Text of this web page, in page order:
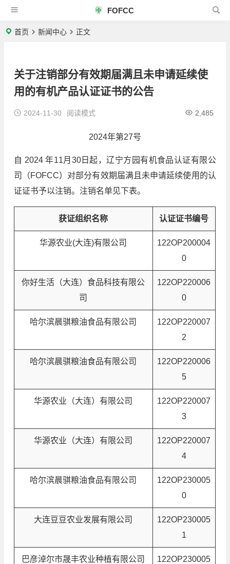
FOFCC
首页 新闻中心 正文
关于注销部分有效期届满且未申请延续使
用的有机产品认证证书的公告
2024-11-30 2,485
阅读模式
2024年第27号
自 2024 年11月30日起，辽宁方园有机食品认证有限公
司（FOFCC）对部分有效期届满且未申请延续使用的认
证证书予以注销。注销名单见下表。
获证组织名称 认证证书编号
华源农业(大连)有限公司
122OP200004
0
你好生活（大连）食品科技有限公
司
122OP220006
0
哈尔滨晨骐粮油食品有限公司
122OP220007
2
哈尔滨晨骐粮油食品有限公司
122OP220006
5
华源农业（大连）有限公司
122OP220007
3
华源农业（大连）有限公司
122OP220007
4
哈尔滨晨骐粮油食品有限公司
122OP230005
0
大连豆豆农业发展有限公司
122OP230005
1
巴彦淖尔市晟丰农业种植有限公司
122OP230005